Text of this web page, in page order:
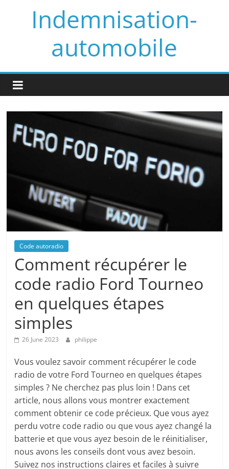
Indemnisation-
automobile
Code autoradio
Comment récupérer le
code radio Ford Tourneo
en quelques étapes
simples
26 June 2023 philippe
Vous voulez savoir comment récupérer le code
radio de votre Ford Tourneo en quelques étapes
simples ? Ne cherchez pas plus loin ! Dans cet
article, nous allons vous montrer exactement
comment obtenir ce code précieux. Que vous ayez
perdu votre code radio ou que vous ayez changé la
batterie et que vous ayez besoin de le réinitialiser,
nous avons les conseils dont vous avez besoin.
Suivez nos instructions claires et faciles à suivre